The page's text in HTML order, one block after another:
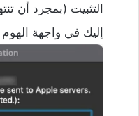
التثبيت (بمجرد أن
إليك في واجهة الهوم